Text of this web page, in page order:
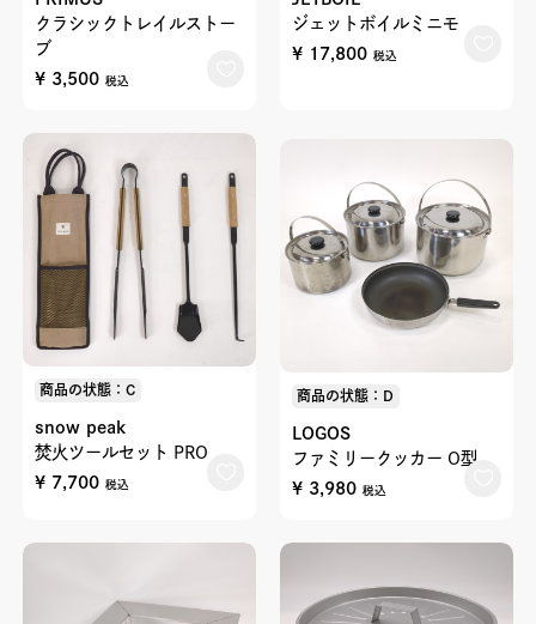
クラシックトレイルストー
ブ
¥ 3,500 税込
ジェットボイルミニモ
¥ 17,800 税込
商品の状態：C
snow peak
焚火ツールセット PRO
¥ 7,700 税込
商品の状態：D
LOGOS
ファミリークッカー O型
¥ 3,980 税込